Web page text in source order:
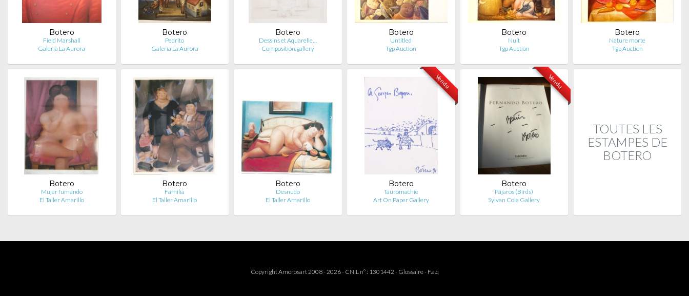
Botero
Field Marshall
Galería La Aurora
Botero
Pedrito
Galería La Aurora
Botero
Dessins et Aquarelle…
Composition.gallery
Botero
Untitled
Tgp Auction
Botero
Nuit
Tgp Auction
Botero
Nature morte
Tgp Auction
Botero
Mujer fumando
El Taller Amarillo
Botero
Familia
El Taller Amarillo
Botero
Desnudo
El Taller Amarillo
Vendu
Botero
Tauromachie
Art On Paper Gallery
Vendu
Botero
Pájaros (Birds)
Sylvan Cole Gallery
TOUTES LES
ESTAMPES DE
BOTERO
Copyright Amorosart 2008 - 2026 - CNIL n° : 1301442 - Glossaire- F.a.q